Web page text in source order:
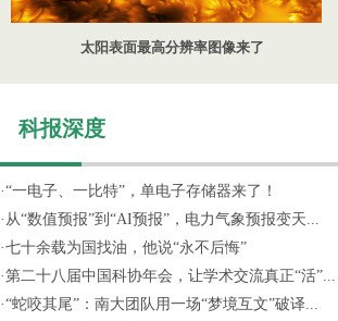
太阳表面最高分辨率图像来了
科报深度
·“一电子、一比特”，单电子存储器来了！
· 从“数值预报”到“AI预报”，电力气象预报变天...
·七十余载为国找油，他说“永不后悔”
·第二十八届中国科协年会，让学术交流真正“活”...
·“蛇咬其尾”：南大团队用一场“梦境互文”破译...